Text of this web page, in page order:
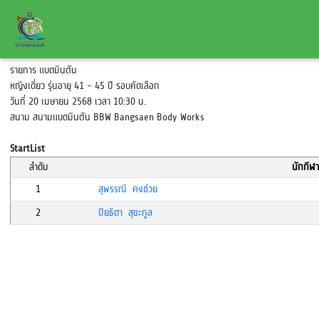
รายการ แบดมินตัน
หญิงเดี่ยว รุ่นอายุ 41 - 45 ปี รอบคัดเลือก
วันที่ 20 เมษายน 2568 เวลา 10:30 น.
สนาม สนามแบดมินตัน BBW Bangsaen Body Works
StartList
ลำดับ
นักกีฬา
1
สุพรรณี คงช่วย
2
ปิยธิดา สุขะกูล